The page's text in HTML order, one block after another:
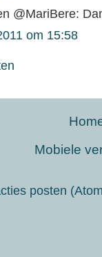
@MariBere:
om 15:58
Mobiele
posten